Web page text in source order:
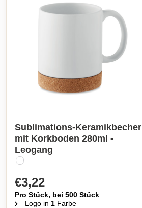
Sublimations-Keramikbecher
mit Korkboden 280ml -
Leogang
€3,22
Pro Stück, bei 500 Stück
Logo in 1 Farbe